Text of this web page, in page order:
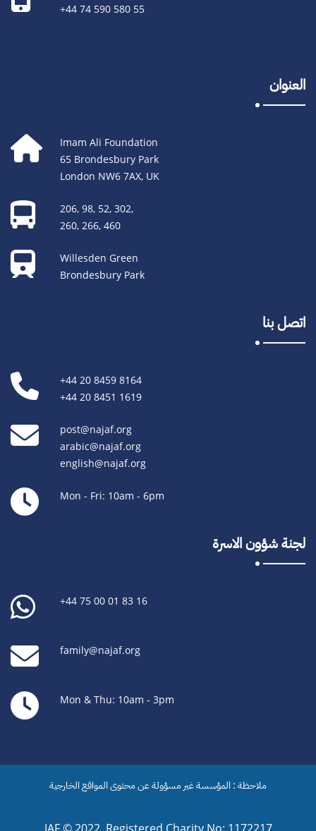
+44 74 590 580 55
العنوان
Imam Ali Foundation
65 Brondesbury Park
London NW6 7AX, UK
206, 98, 52, 302,
260, 266, 460
Willesden Green
Brondesbury Park
اتصل بنا
+44 20 8459 8164
+44 20 8451 1619
post@najaf.org
arabic@najaf.org
english@najaf.org
Mon - Fri: 10am - 6pm
لجنة شؤون الاسرة
+44 75 00 01 83 16
family@najaf.org
Mon & Thu: 10am - 3pm
ملاحظة : المؤسسة غير مسؤولة عن محتوى المواقع الخارجية